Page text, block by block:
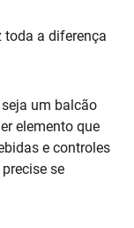
toda a diferença
seja um balcão
elemento que
e controles
se